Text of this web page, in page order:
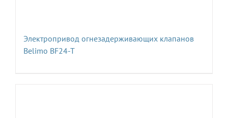
Электропривод огнезадерживающих клапанов
Belimo BF24-T